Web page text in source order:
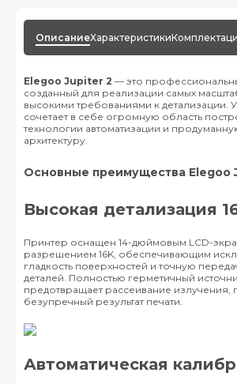
ОписаниеХарактеристики
Elegoo Jupiter 2 — это
созданный для реализации самых
высокими требованиями к детализации.
сочетает в себе огромную область
технологии автоматизации и
архитектуру.
Основные преимущества Elegoo
Высокая детализация
Принтер оснащен 14-дюймовым LCD-
разрешением 16K, обеспечивающим
гладкость поверхностей и точную
деталей. Полностью герметичный
предотвращает рассеивание излучения,
безупречный результат печати.
Автоматическая